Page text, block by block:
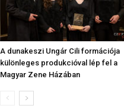
A dunakeszi Ungár Cili formációja
különleges produkcióval lép fel a
Magyar Zene Házában